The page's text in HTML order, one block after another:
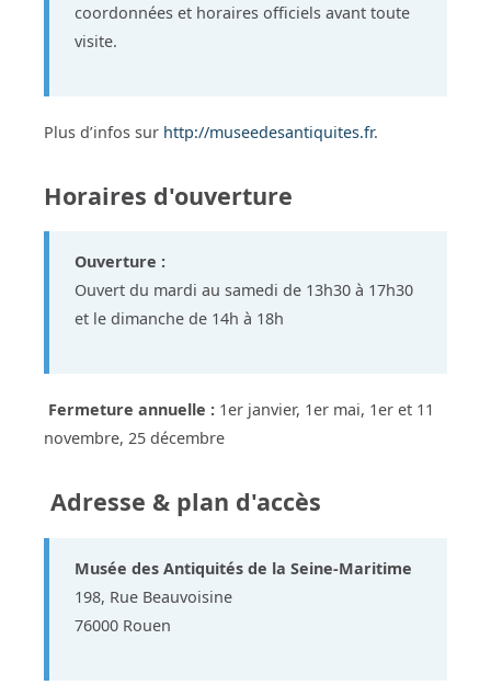
coordonnées et horaires officiels avant toute
visite.
Plus d’infos sur http://museedesantiquites.fr.
Horaires d'ouverture
Ouverture :
Ouvert du mardi au samedi de 13h30 à 17h30
et le dimanche de 14h à 18h
Fermeture annuelle : 1er janvier, 1er mai, 1er et 11
novembre, 25 décembre
Adresse & plan d'accès
Musée des Antiquités de la Seine-Maritime
198, Rue Beauvoisine
76000 Rouen